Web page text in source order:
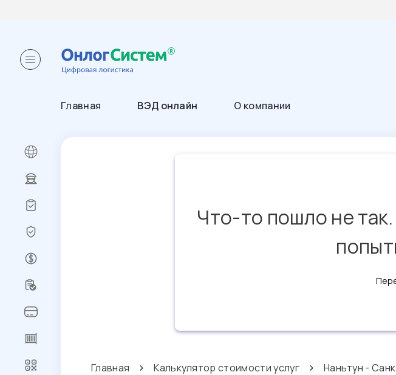
Главная ВЭД онлайн О компании
Что-то пошло не
Главная Калькулятор стоимости услуг Наньтун -